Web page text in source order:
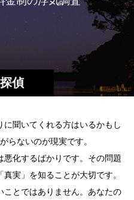
偵
聞いてくれる方はいるかもし
らないのが現実です。
化するばかりです。その問題
実」を知ることが大切です。
とではありません。あなたの